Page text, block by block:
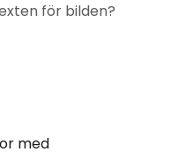
för bilden?
med